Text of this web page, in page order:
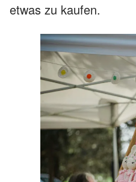
etwas zu kaufen.